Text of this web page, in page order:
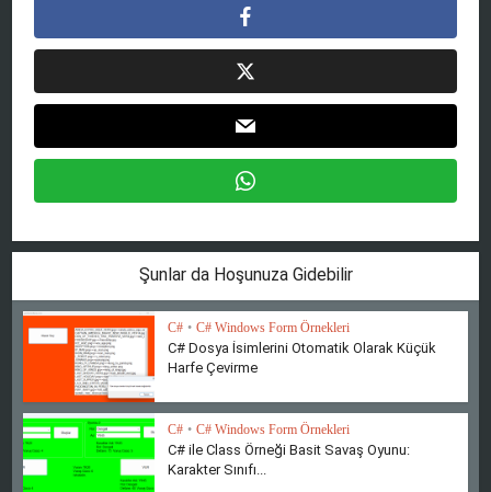
Şunlar da Hoşunuza Gidebilir
C# • C# Windows Form Örnekleri
C# Dosya İsimlerini Otomatik Olarak Küçük
Harfe Çevirme
C# • C# Windows Form Örnekleri
C# ile Class Örneği Basit Savaş Oyunu:
Karakter Sınıfı...